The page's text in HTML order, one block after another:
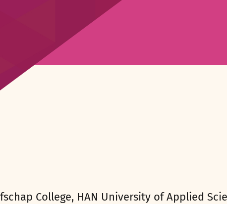
College, HAN University of Applied